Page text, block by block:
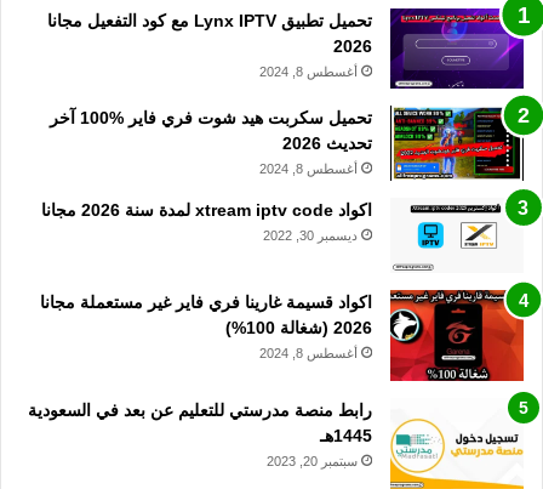
تحميل تطبيق Lynx IPTV مع كود التفعيل مجانا
2026
أغسطس 8, 2024
تحميل سكربت هيد شوت فري فاير %100 آخر
تحديث 2026
أغسطس 8, 2024
اكواد xtream iptv code لمدة سنة 2026 مجانا
ديسمبر 30, 2022
اكواد قسيمة غارينا فري فاير غير مستعملة مجانا
2026 (شغالة 100%)
أغسطس 8, 2024
رابط منصة مدرستي للتعليم عن بعد في السعودية
1445هـ
سبتمبر 20, 2023